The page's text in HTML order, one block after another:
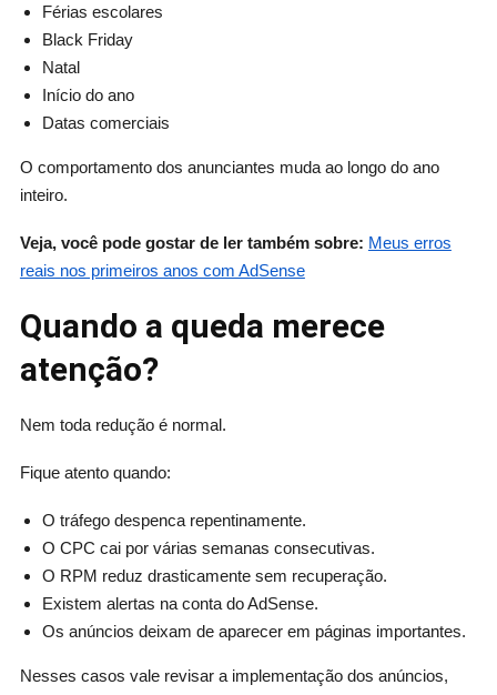
Férias escolares
Black Friday
Natal
Início do ano
Datas comerciais
O comportamento dos anunciantes muda ao longo do ano
inteiro.
Veja, você pode gostar de ler também sobre: Meus erros
reais nos primeiros anos com AdSense
Quando a queda merece
atenção?
Nem toda redução é normal.
Fique atento quando:
O tráfego despenca repentinamente.
O CPC cai por várias semanas consecutivas.
O RPM reduz drasticamente sem recuperação.
Existem alertas na conta do AdSense.
Os anúncios deixam de aparecer em páginas importantes.
Nesses casos vale revisar a implementação dos anúncios,